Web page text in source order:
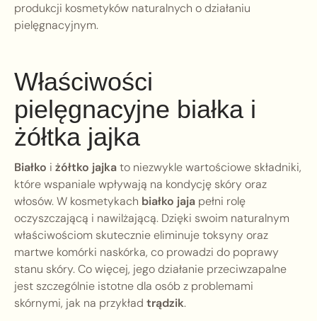
produkcji kosmetyków naturalnych o działaniu
pielęgnacyjnym.
Właściwości
pielęgnacyjne białka i
żółtka jajka
Białko i żółtko jajkato niezwykle wartościowe składniki,
które wspaniale wpływają na kondycję skóry oraz
włosów. W kosmetykach białko jaja pełni rolę
oczyszczającą i nawilżającą. Dzięki swoim naturalnym
właściwościom skutecznie eliminuje toksyny oraz
martwe komórki naskórka, co prowadzi do poprawy
stanu skóry. Co więcej, jego działanie przeciwzapalne
jest szczególnie istotne dla osób z problemami
skórnymi, jak na przykład trądzik.